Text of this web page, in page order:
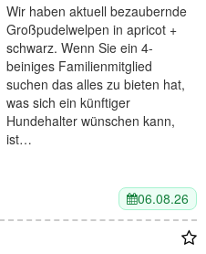
Wir haben aktuell bezaubernde
Großpudelwelpen in apricot +
schwarz. Wenn Sie ein 4-
beiniges Familienmitglied
suchen das alles zu bieten hat,
was sich ein künftiger
Hundehalter wünschen kann,
ist…
06.08.26